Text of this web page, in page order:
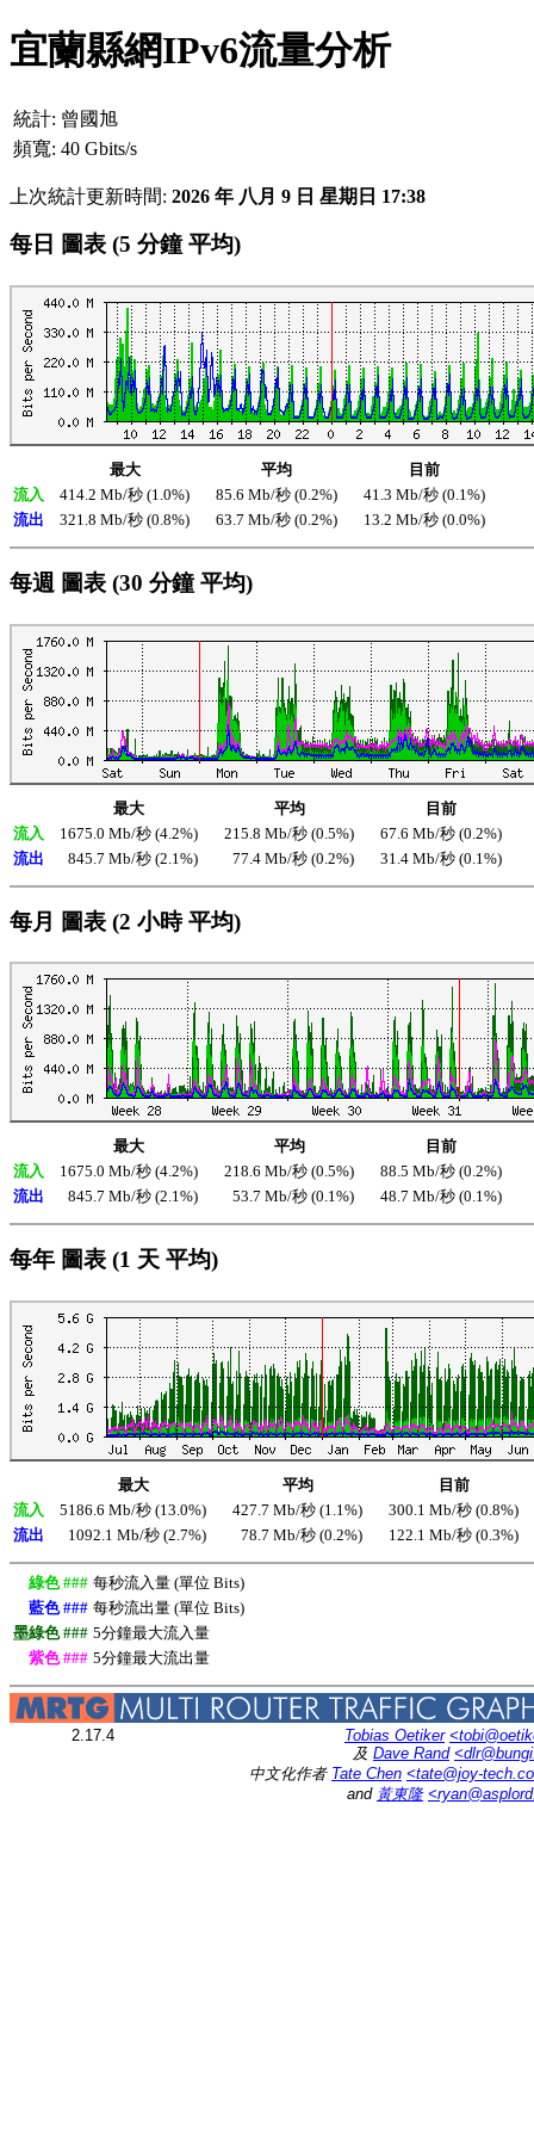
宜蘭縣網IPv6流量分析
統計: 曾國旭
頻寬: 40 Gbits/s
上次統計更新時間: 2026 年 八月 9 日 星期日 17:38
每日 圖表 (5 分鐘 平均)
最大 平均
目前
流入
414.2 Mb/秒 (1.0%) 85.6 Mb/秒 (0.2%)
41.3 Mb/秒 (0.1%)
流出
321.8 Mb/秒 (0.8%) 63.7 Mb/秒 (0.2%) 13.2 Mb/秒 (0.0%)
每週 圖表 (30 分鐘 平均)
最大 平均
目前
流入
1675.0 Mb/秒 (4.2%) 215.8 Mb/秒 (0.5%)
67.6 Mb/秒 (0.2%)
流出
845.7 Mb/秒 (2.1%) 77.4 Mb/秒 (0.2%) 31.4 Mb/秒 (0.1%)
每月 圖表 (2 小時 平均)
最大 平均
目前
流入
1675.0 Mb/秒 (4.2%) 218.6 Mb/秒 (0.5%)
88.5 Mb/秒 (0.2%)
流出
845.7 Mb/秒 (2.1%) 53.7 Mb/秒 (0.1%) 48.7 Mb/秒 (0.1%)
每年 圖表 (1 天 平均)
最大 平均
目前
流入
5186.6 Mb/秒 (13.0%) 427.7 Mb/秒 (1.1%)
300.1 Mb/秒 (0.8%)
流出
1092.1 Mb/秒 (2.7%) 78.7 Mb/秒 (0.2%) 122.1 Mb/秒 (0.3%)
綠色 ### 每秒流入量 (單位 Bits)
藍色 ### 每秒流出量 (單位 Bits)
墨綠色 ### 5分鐘最大流入量
紫色 ### 5分鐘最大流出量
2.17.4 Tobias Oetiker
及 Dave Rand
中文化作者 Tate Chen <tate@joy-
and 黃東隆